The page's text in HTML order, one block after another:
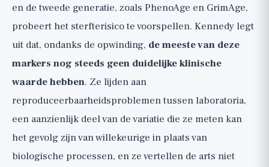
en de tweede generatie, zoals PhenoAge en GrimAge,
probeert het sterfterisico te voorspellen. Kennedy legt
uit dat, ondanks de opwinding, de meeste van deze
markers nog steeds geen duidelijke klinische
waarde hebben. Ze lijden aan
reproduceerbaarheidsproblemen tussen laboratoria,
een aanzienlijk deel van de variatie die ze meten kan
het gevolg zijn van willekeurige in plaats van
biologische processen, en ze vertellen de arts niet